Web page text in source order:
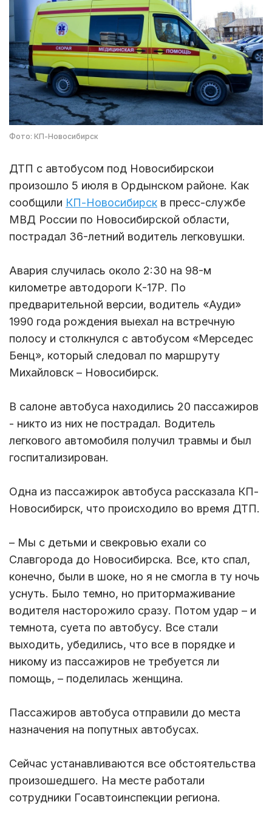
Фото: КП-Новосибирск
ДТП с автобусом под Новосибирскои
произошло 5 июля в Ордынском районе. Как
сообщили КП-Новосибирск в пресс-службе
МВД России по Новосибирской области,
пострадал 36-летний водитель легковушки.
Авария случилась около 2:30 на 98-м
километре автодороги К-17Р. По
предварительной версии, водитель «Ауди»
1990 года рождения выехал на встречную
полосу и столкнулся с автобусом «Мерседес
Бенц», который следовал по маршруту
Михайловск – Новосибирск.
В салоне автобуса находились 20 пассажиров
- никто из них не пострадал. Водитель
легкового автомобиля получил травмы и был
госпитализирован.
Одна из пассажирок автобуса рассказала КП-
Новосибирск, что происходило во время ДТП.
– Мы с детьми и свекровью ехали со
Славгорода до Новосибирска. Все, кто спал,
конечно, были в шоке, но я не смогла в ту ночь
уснуть. Было темно, но притормаживание
водителя насторожило сразу. Потом удар – и
темнота, суета по автобусу. Все стали
выходить, убедились, что все в порядке и
никому из пассажиров не требуется ли
помощь, – поделилась женщина.
Пассажиров автобуса отправили до места
назначения на попутных автобусах.
Сейчас устанавливаются все обстоятельства
произошедшего. На месте работали
сотрудники Госавтоинспекции региона.